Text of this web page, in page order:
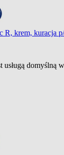
R, krem, kuracja
usługą domyślną